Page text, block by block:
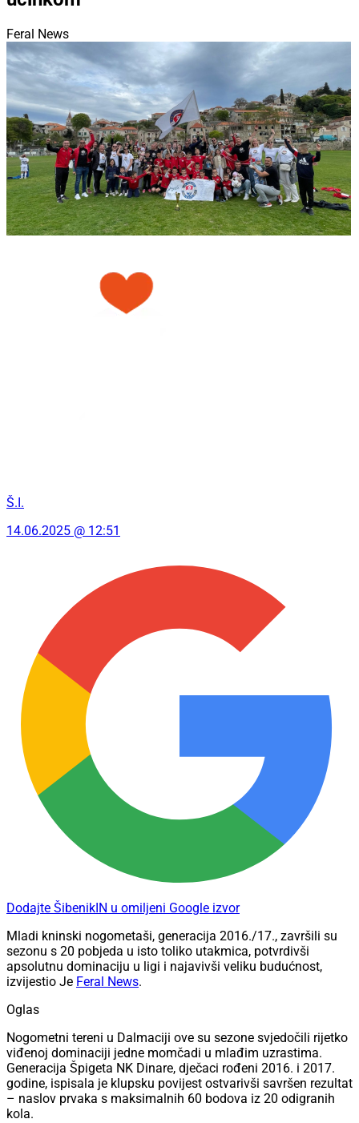
Feral News
Š.I.
14.06.2025 @ 12:51
Dodajte ŠibenikIN u omiljeni Google izvor
Mladi kninski nogometaši, generacija 2016./17., završili su
sezonu s 20 pobjeda u isto toliko utakmica, potvrdivši
apsolutnu dominaciju u ligi i najavivši veliku budućnost,
izvijestio Je Feral News.
Oglas
Nogometni tereni u Dalmaciji ove su sezone svjedočili rijetko
viđenoj dominaciji jedne momčadi u mlađim uzrastima.
Generacija Špigeta NK Dinare, dječaci rođeni 2016. i 2017.
godine, ispisala je klupsku povijest ostvarivši savršen rezultat
– naslov prvaka s maksimalnih 60 bodova iz 20 odigranih
kola.